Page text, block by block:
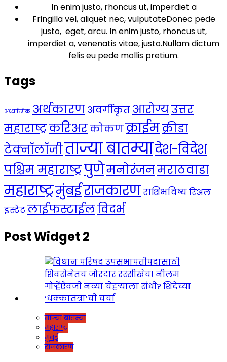
In enim justo, rhoncus ut, imperdiet a
Fringilla vel, aliquet nec, vulputateDonec pede
justo, eget, arcu. In enim justo, rhoncus ut,
imperdiet a, venenatis vitae, justo.Nullam dictum
felis eu pede mollis pretium.
Tags
अध्यात्मिक अर्थकारणअवर्गीकृत आरोग्यउत्तर
महाराष्ट्रकरिअरकोकणक्राईमक्रीडा
टेक्नॉलॉजीताज्या बातम्यादेश-विदेश
पश्चिम महाराष्ट्रपुणेमनोरंजनमराठवाडा
महाराष्ट्रमुंबईराजकारणराशिभविष्यरिअल
इस्टेटलाईफस्टाईलविदर्भ
Post Widget 2
ताज्या बातम्या
महाराष्ट्र
मुंबई
राजकारण